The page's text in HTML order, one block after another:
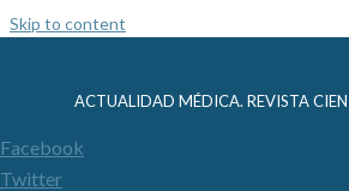
Skip to content
ACTUALIDAD MÉDICA. REVISTA
Facebook
Twitter